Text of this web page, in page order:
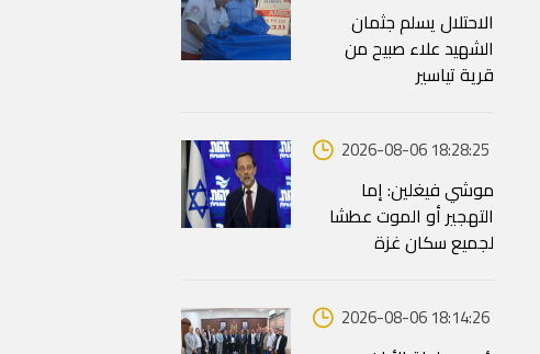
الاحتلال يسلم جثمان
الشهيد علاء صبيح من
قرية تياسير
2026-08-06 18:28:25
موشي فيغلين: إما
التهجير أو الموت عطشا
لجميع سكان غزة
2026-08-06 18:14:26